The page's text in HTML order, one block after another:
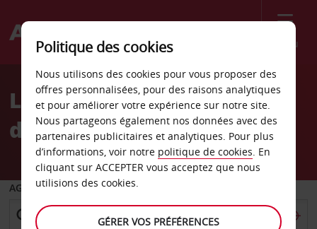
Menu
Welcome
AvisLocation de voiture Gare
de Limoges
AGENCE DE DÉPART
Politique des cookies
Nous utilisons des cookies pour vous proposer des
offres personnalisées, pour des raisons analytiques
et pour améliorer votre expérience sur notre site.
Nous partageons également nos données avec des
partenaires publicitaires et analytiques. Pour plus
d’informations, voir notre politique de cookies. En
cliquant sur ACCEPTER vous acceptez que nous
utilisions des cookies.
GÉRER VOS PRÉFÉRENCES